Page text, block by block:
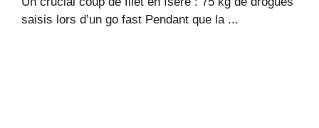
saisis lors d’un go fast Pendant que la ...